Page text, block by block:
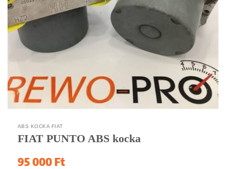
ABS KOCKA FIAT
FIAT PUNTO ABS kocka
95 000 Ft